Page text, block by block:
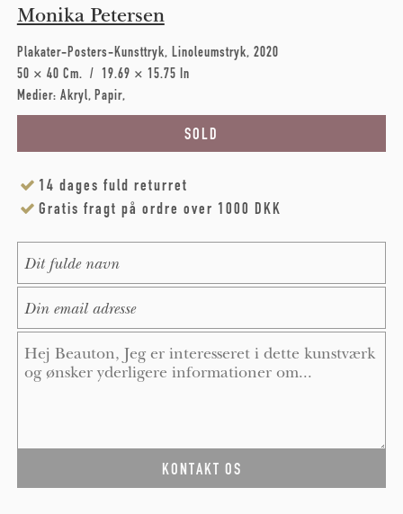
Monika Petersen
Plakater-Posters-Kunsttryk Linoleumstryk 2020
50 × 40 Cm
19.69 × 15.75 In
Medier: Akryl Papir
14 dages fuld returret
Gratis fragt på ordre over 1000 DKK